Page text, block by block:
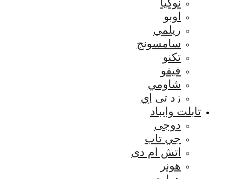
نوكيا
اوبو
ريلمي
سامسونج
تكنو
فيفو
شاومي
زد تي إي
تابلت وايباد
دوجى
جي تاب
اتش ام دى
هونر